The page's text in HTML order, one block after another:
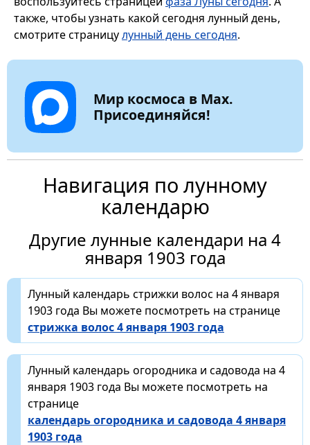
также, чтобы узнать какой сегодня лунный день,
смотрите страницулунный день сегодня.
Мир космоса в Max.
Присоединяйся!
Навигация по лунному
календарю
Другие лунные календари на 4
января 1903 года
Лунный календарь стрижки волос на 4 января
1903 года Вы можете посмотреть на странице
стрижка волос 4 января 1903 года
Лунный календарь огородника и садовода на 4
января 1903 года Вы можете посмотреть на
странице
календарь огородника и садовода 4 января
1903 года